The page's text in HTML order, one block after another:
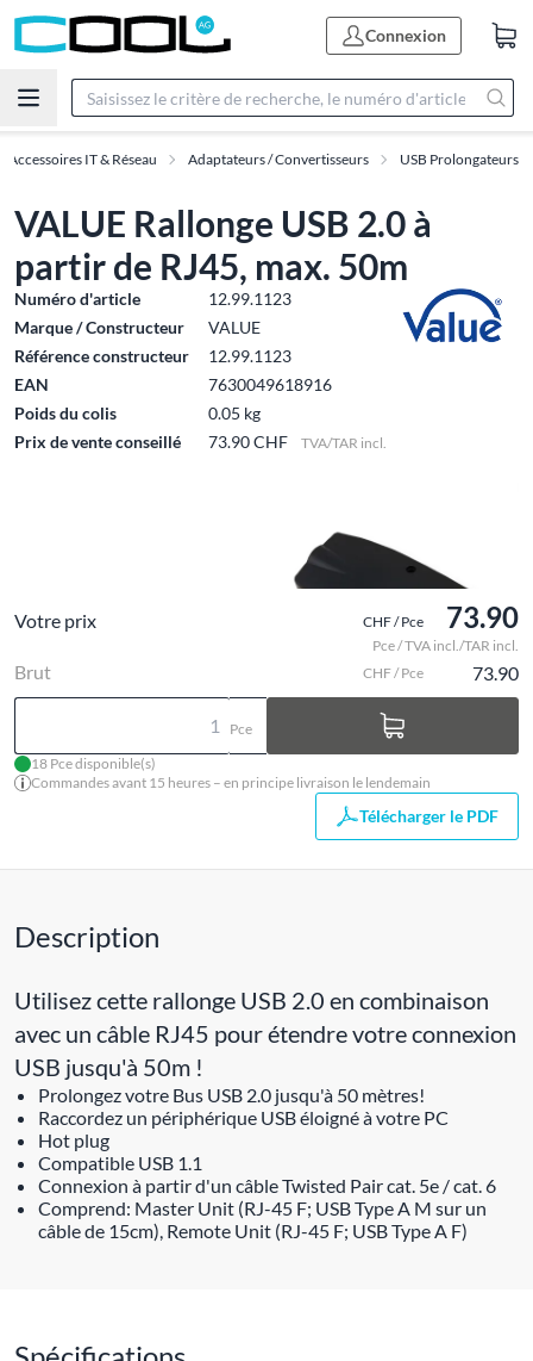
Connexion
Accessoires IT & Réseau Adaptateurs / Convertisseurs USB Prolongateurs
VALUE Rallonge USB 2.0 à
partir de RJ45, max. 50m
Numéro d'article
12.99.1123
Marque / Constructeur
VALUE
Référence constructeur
12.99.1123
EAN
7630049618916
Poids du colis
0.05 kg
Prix de vente conseillé
73.90 CHF TVA/TAR incl.
Votre prix CHF / Pce 73.90
Pce / TVA incl./TAR incl.
Brut CHF / Pce 73.90
Pce
18 Pce disponible(s)
Commandes avant 15 heures – en principe livraison le lendemain
Télécharger le PDF
Description
Utilisez cette rallonge USB 2.0 en combinaison
avec un câble RJ45 pour étendre votre connexion
USB jusqu'à 50m !
Prolongez votre Bus USB 2.0 jusqu'à 50 mètres!
Raccordez un périphérique USB éloigné à votre PC
Hot plug
Compatible USB 1.1
Connexion à partir d'un câble Twisted Pair cat. 5e / cat. 6
Comprend: Master Unit (RJ-45 F; USB Type A M sur un
câble de 15cm), Remote Unit (RJ-45 F; USB Type A F)